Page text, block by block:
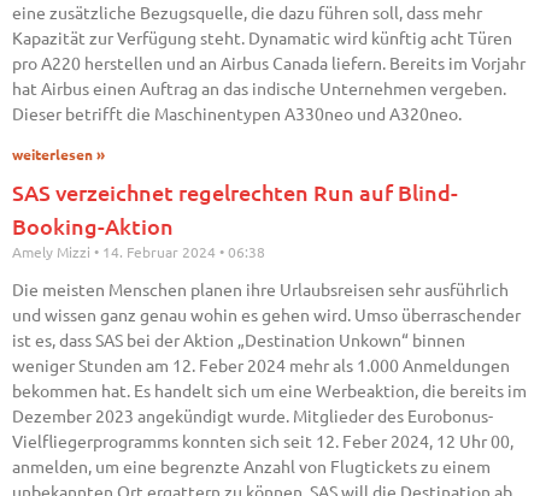
eine zusätzliche Bezugsquelle, die dazu führen soll, dass mehr
Kapazität zur Verfügung steht. Dynamatic wird künftig acht Türen
pro A220 herstellen und an Airbus Canada liefern. Bereits im Vorjahr
hat Airbus einen Auftrag an das indische Unternehmen vergeben.
Dieser betrifft die Maschinentypen A330neo und A320neo.
weiterlesen »
SAS verzeichnet regelrechten Run auf Blind-
Booking-Aktion
Amely Mizzi 14. Februar 2024 06:38
Die meisten Menschen planen ihre Urlaubsreisen sehr ausführlich
und wissen ganz genau wohin es gehen wird. Umso überraschender
ist es, dass SAS bei der Aktion „Destination Unkown“ binnen
weniger Stunden am 12. Feber 2024 mehr als 1.000 Anmeldungen
bekommen hat. Es handelt sich um eine Werbeaktion, die bereits im
Dezember 2023 angekündigt wurde. Mitglieder des Eurobonus-
Vielfliegerprogramms konnten sich seit 12. Feber 2024, 12 Uhr 00,
anmelden, um eine begrenzte Anzahl von Flugtickets zu einem